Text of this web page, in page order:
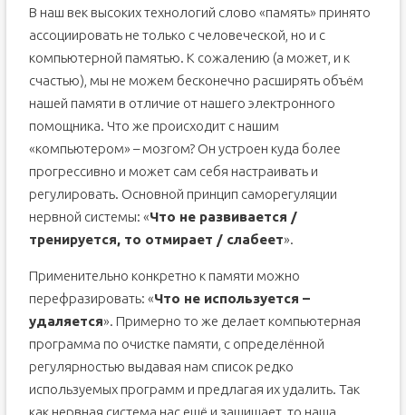
В наш век высоких технологий слово «память» принято
ассоциировать не только с человеческой, но и с
компьютерной памятью. К сожалению (а может, и к
счастью), мы не можем бесконечно расширять объём
нашей памяти в отличие от нашего электронного
помощника. Что же происходит с нашим
«компьютером» – мозгом? Он устроен куда более
прогрессивно и может сам себя настраивать и
регулировать. Основной принцип саморегуляции
нервной системы: «Что не развивается /
тренируется, то отмирает / слабеет».
Применительно конкретно к памяти можно
перефразировать: «Что не используется –
удаляется». Примерно то же делает компьютерная
программа по очистке памяти, с определённой
регулярностью выдавая нам список редко
используемых программ и предлагая их удалить. Так
как нервная система нас ещё и защищает, то наша